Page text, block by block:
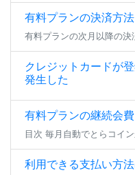
有料プランの決済方
クレジットカードが
発生した
有料プランの継続会
利用できる支払い方